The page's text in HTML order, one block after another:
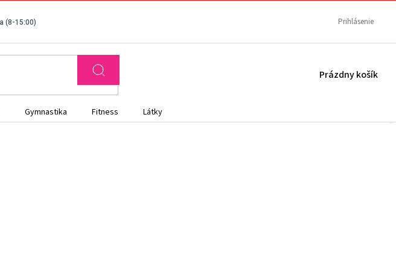
Prihlásenie
NÁKUPNÝ
Prázdny košík
Gymnastika Fitness
Látky